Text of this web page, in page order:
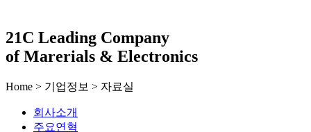
21C Leading Company
of Marerials & Electronics
Home > 기업정보 > 자료실
회사소개
주요연혁